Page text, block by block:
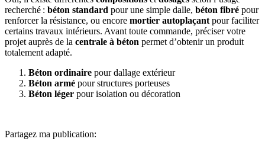
recherché : béton standard pour une simple dalle, béton fibré pour
renforcer la résistance, ou encore mortier autoplaçant pour faciliter
certains travaux intérieurs. Avant toute commande, préciser votre
projet auprès de la centrale à béton permet d’obtenir un produit
totalement adapté.
Béton ordinaire pour dallage extérieur
Béton armé pour structures porteuses
Béton léger pour isolation ou décoration
Partagez ma publication: